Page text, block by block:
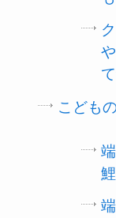
こども